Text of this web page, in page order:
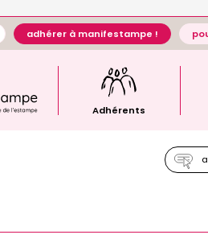
adhérer à manifestampe !
—
menu
principal
Adhérents